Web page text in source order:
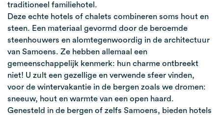
traditioneel familiehotel.
Deze echte hotels of chalets combineren soms hout en
steen. Een materiaal gevormd door de beroemde
steenhouwers en alomtegenwoordig in de architectuur
van Samoens. Ze hebben allemaal een
gemeenschappelijk kenmerk: hun charme ontbreekt
niet! U zult een gezellige en verwende sfeer vinden,
voor de wintervakantie in de bergen zoals we dromen:
sneeuw, hout en warmte van een open haard.
Genesteld in de bergen of zelfs Samoens, bieden hotels